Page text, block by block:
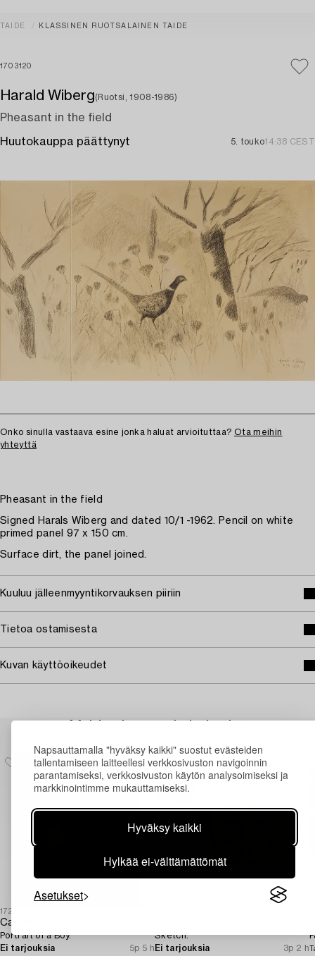
Napsauttamalla "hyväksy kaikki" suostut evästeiden
tallentamiseen laitteellesi verkkosivuston navigoinnin
parantamiseksi, verkkosivuston käytön analysoimiseksi ja
markkinointimme mukauttamiseksi.
Hyväksy kaikki
Hylkää ei-välttämättömät
Asetukset
TAIDE KLASSINEN RUOTSALAINEN TAIDE
1703120
Harald Wiberg(Ruotsi, 1908-1986)
Pheasant in the field
Huutokauppa päättynyt 5. touko14:38 CEST
Onko sinulla vastaava esine jonka haluat arvioituttaa? Ota meihin
yhteyttä
Pheasant in the field
Signed Harals Wiberg and dated 10/1 -1962. Pencil on white
primed panel 97 x 150 cm.
Surface dirt, the panel joined.
Kuuluu jälleenmyyntikorvauksen piiriin
Tietoa ostamisesta
Kuvan käyttöoikeudet
1727369
Carl Wilhelm Nordgren
Portrait of a Boy.
Ei tarjouksia
5p 5 h
Sketch.
Ei tarjouksia
3p 2 h